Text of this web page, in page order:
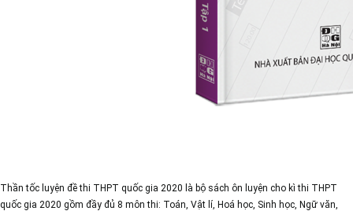
Thần tốc luyện đề thi THPT quốc gia 2020 là bộ sách ôn luyện cho kì thi THPT
quốc gia 2020 gồm đầy đủ 8 môn thi: Toán, Vật lí, Hoá học, Sinh học, Ngữ văn,